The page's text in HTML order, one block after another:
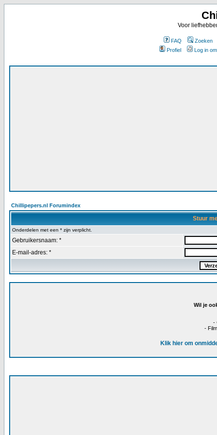
Voor
FAQ
Zoeken
Profiel
Log in
Chillipepers.nl Forumindex
Stuur
Onderdelen met een * zijn verplicht.
Gebruikersnaam: *
E-mail-adres: *
Wil je
-
-
Klik hier om